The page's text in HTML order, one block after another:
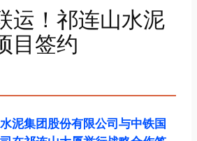
运！祁连山水泥
目签约
泥集团股份有限公司与中铁国